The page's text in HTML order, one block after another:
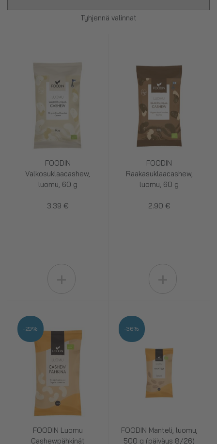
Tyhjennä valinnat
FOODIN
Valkosuklaacashew,
luomu, 60 g
3.39 €
FOODIN
Raakasuklaacashew,
luomu, 60 g
2.90 €
FOODIN Luomu
Cashewpähkinät
-29%
FOODIN Manteli, luomu,
500 g (päiväys 8/26)
-36%